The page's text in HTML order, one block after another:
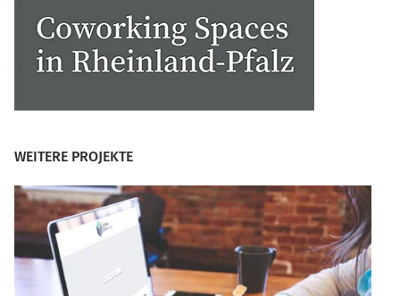
WEITERE PROJEKTE